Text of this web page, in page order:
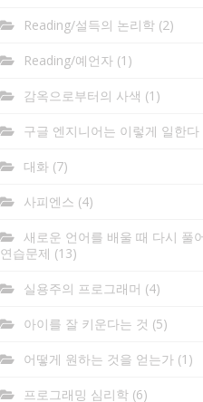
Reading/설득의 논리학(2)
Reading/예언자(1)
감옥으로부터의 사색 (1)
구글 엔지니어는 이렇게 일한다
대화(7)
사피엔스 (4)
새로운 언어를 배울 때 다시 풀
연습문제 (13)
실용주의 프로그래머 (4)
아이를 잘 키운다는 것 (5)
어떻게 원하는 것을 얻는가(1)
프로그래밍 심리학(6)